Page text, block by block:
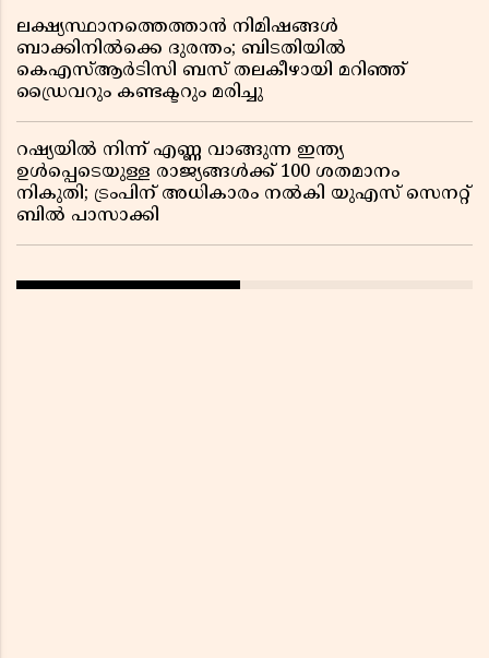
ലക്ഷ്യസ്ഥാനത്തെത്താൻ നിമിഷങ്ങൾ
ബാക്കിനിൽക്കെ ദുരന്തം; ബിടതിയിൽ
കെഎസ്ആർടിസി ബസ് തലകീഴായി മറിഞ്ഞ്
ഡ്രൈവറും കണ്ടക്ടറും മരിച്ചു
റഷ്യയിൽ നിന്ന് എണ്ണ വാങ്ങുന്ന ഇന്ത്യ
ഉൾപ്പെടെയുള്ള രാജ്യങ്ങൾക്ക് 100 ശതമാനം
നികുതി; ട്രംപിന് അധികാരം നൽകി യുഎസ് സെനറ്റ്
ബിൽ പാസാക്കി